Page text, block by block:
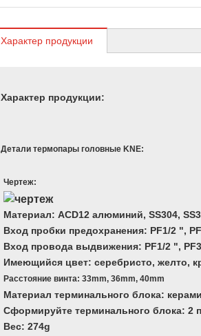
Характер продукции
Характер продукции:
Детали термопары головные KNE:
Чертеж:
Материал: ACD12 алюминий, SS304,
Вход пробки предохранения: PF1/2 ",
Вход провода выдвижения: PF1/2 ",
Имеющийся цвет: серебристо, желто,
Расстояние винта: 33mm, 36mm, 40mm
Материал терминального блока:
Сформируйте терминального блока:
Вес: 274g